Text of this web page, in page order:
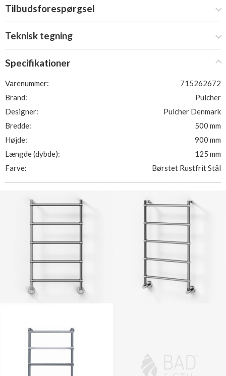
Tilbudsforespørgsel
Teknisk tegning
Specifikationer
Varenummer:
715262672
Brand:
Pulcher
Designer:
Pulcher Denmark
Bredde:
500 mm
Højde:
900 mm
Længde (dybde):
125 mm
Farve:
Børstet Rustfrit Stål